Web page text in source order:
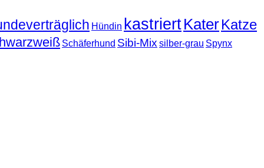
Hündin kastriertKaterKatze
Schäferhund Sibi-Mix silber-grau Spynx